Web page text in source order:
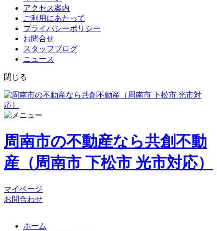
アクセス案内
ご利用にあたって
プライバシーポリシー
お問合せ
スタッフブログ
ニュース
閉じる
周南市の不動産なら共創不動
産（周南市 下松市 光市対応）
マイページ
お問合わせ
ホーム